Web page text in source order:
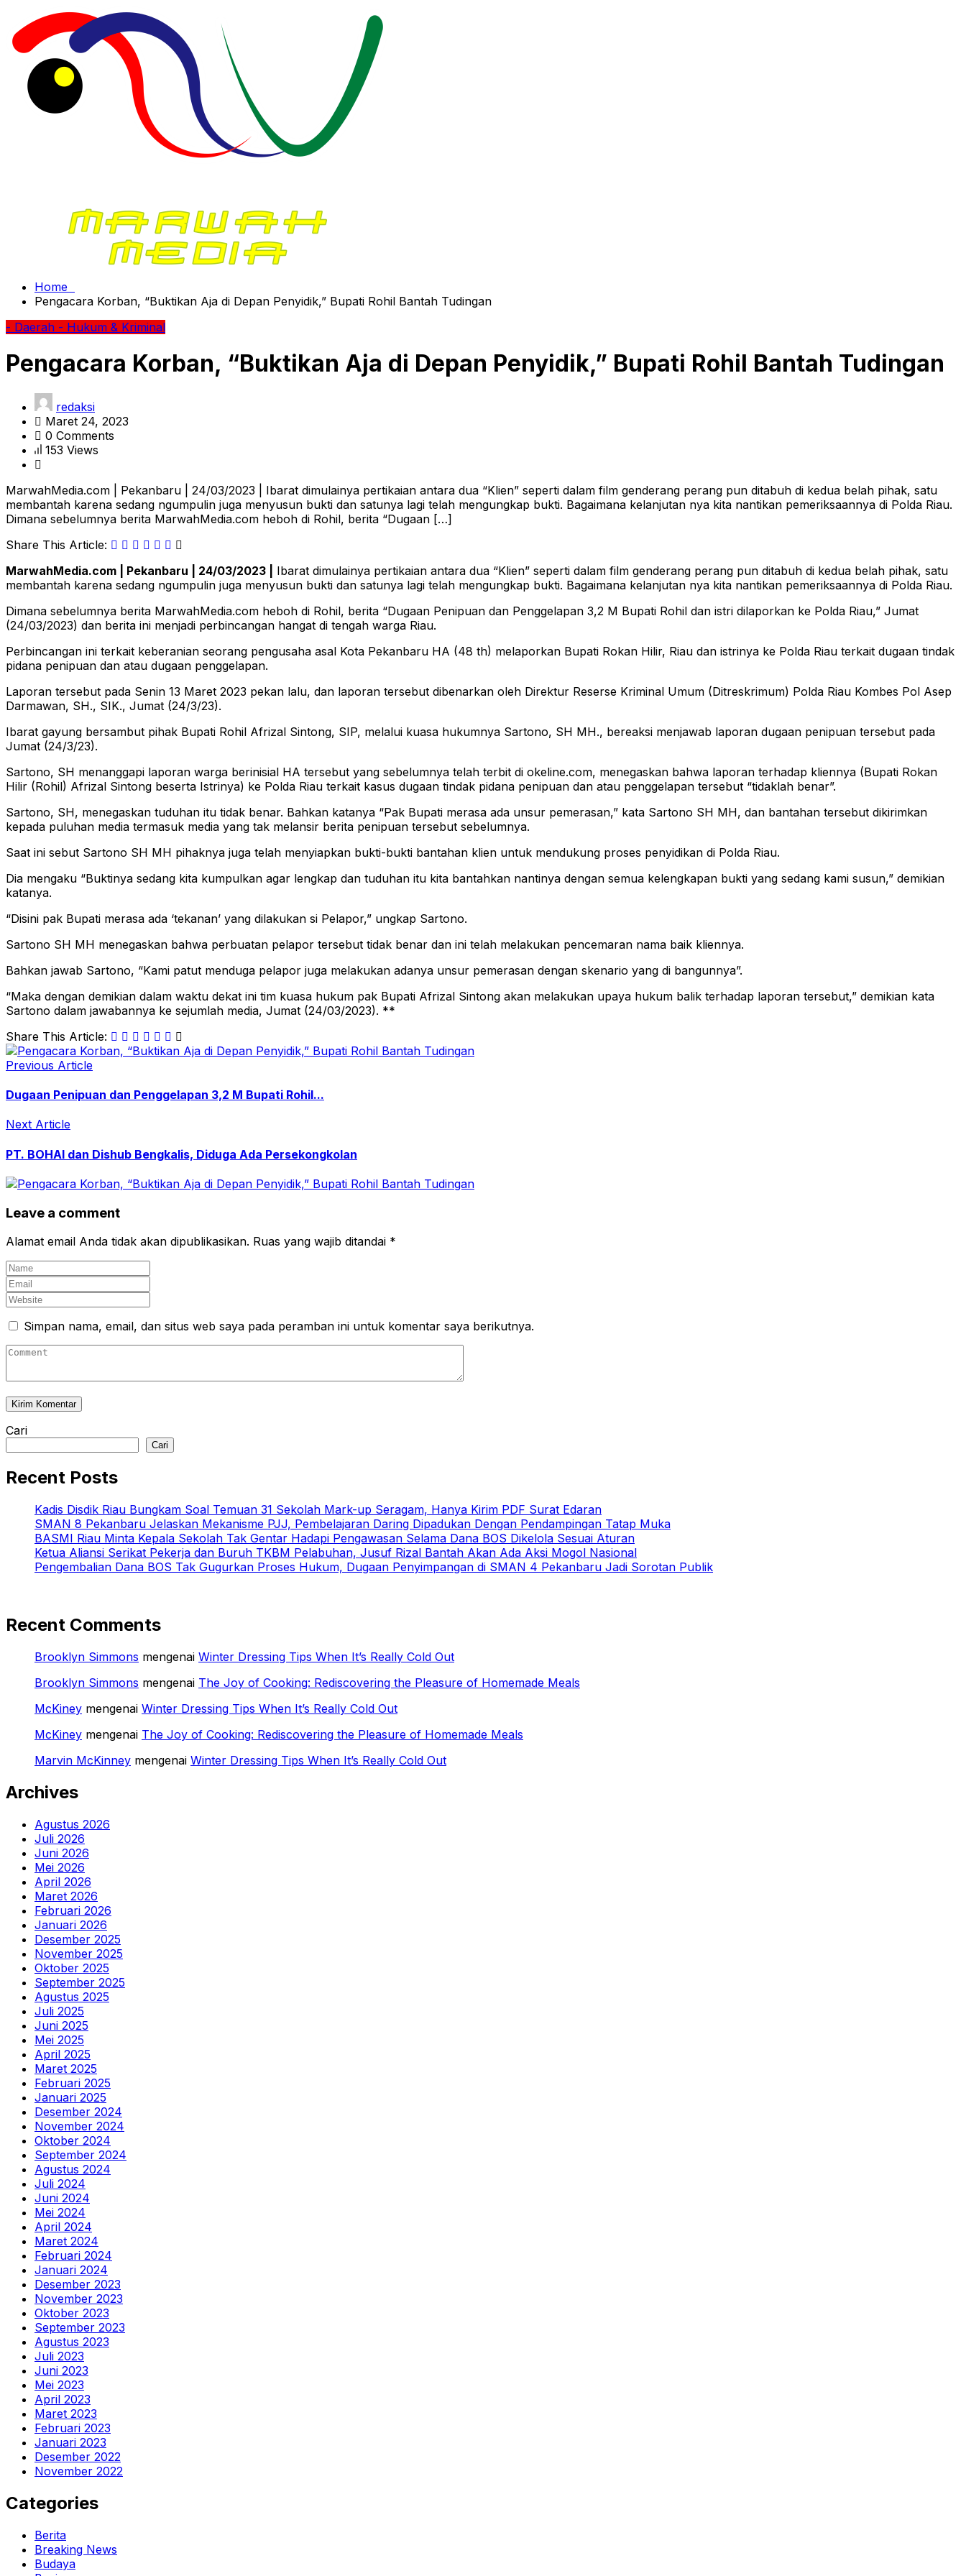
Home
Pengacara Korban, “Buktikan Aja di Depan Penyidik,” Bupati Rohil Bantah Tudingan
- Daerah - Hukum & Kriminal
Pengacara Korban, “Buktikan Aja di Depan Penyidik,” Bupati Rohil Bantah Tudingan
redaksi
Maret 24, 2023
0 Comments
153 Views
MarwahMedia.com | Pekanbaru | 24/03/2023 | Ibarat dimulainya pertikaian antara dua “Klien” seperti dalam film genderang perang pun ditabuh di kedua belah pihak, satu
membantah karena sedang ngumpulin juga menyusun bukti dan satunya lagi telah mengungkap bukti. Bagaimana kelanjutan nya kita nantikan pemeriksaannya di Polda Riau.
Dimana sebelumnya berita MarwahMedia.com heboh di Rohil, berita “Dugaan […]
Share This Article:
MarwahMedia.com | Pekanbaru | 24/03/2023 |
Ibarat dimulainya pertikaian antara dua “Klien” seperti dalam film genderang perang pun ditabuh di kedua belah pihak, satu
membantah karena sedang ngumpulin juga menyusun bukti dan satunya lagi telah mengungkap bukti. Bagaimana kelanjutan nya kita nantikan pemeriksaannya di Polda Riau.
Dimana sebelumnya berita MarwahMedia.com heboh di Rohil, berita “Dugaan Penipuan dan Penggelapan 3,2 M Bupati Rohil dan istri dilaporkan ke Polda Riau,” Jumat
(24/03/2023) dan berita ini menjadi perbincangan hangat di tengah warga Riau.
Perbincangan ini terkait keberanian seorang pengusaha asal Kota Pekanbaru HA (48 th) melaporkan Bupati Rokan Hilir, Riau dan istrinya ke Polda Riau terkait dugaan tindak
pidana penipuan dan atau dugaan penggelapan.
Laporan tersebut pada Senin 13 Maret 2023 pekan lalu, dan laporan tersebut dibenarkan oleh Direktur Reserse Kriminal Umum (Ditreskrimum) Polda Riau Kombes Pol Asep
Darmawan, SH., SIK., Jumat (24/3/23).
Ibarat gayung bersambut pihak Bupati Rohil Afrizal Sintong, SIP, melalui kuasa hukumnya Sartono, SH MH., bereaksi menjawab laporan dugaan penipuan tersebut pada
Jumat (24/3/23).
Sartono, SH menanggapi laporan warga berinisial HA tersebut yang sebelumnya telah terbit di okeline.com, menegaskan bahwa laporan terhadap kliennya (Bupati Rokan
Hilir (Rohil) Afrizal Sintong beserta Istrinya) ke Polda Riau terkait kasus dugaan tindak pidana penipuan dan atau penggelapan tersebut “tidaklah benar”.
Sartono, SH, menegaskan tuduhan itu tidak benar. Bahkan katanya “Pak Bupati merasa ada unsur pemerasan,” kata Sartono SH MH, dan bantahan tersebut dikirimkan
kepada puluhan media termasuk media yang tak melansir berita penipuan tersebut sebelumnya.
Saat ini sebut Sartono SH MH pihaknya juga telah menyiapkan bukti-bukti bantahan klien untuk mendukung proses penyidikan di Polda Riau.
Dia mengaku “Buktinya sedang kita kumpulkan agar lengkap dan tuduhan itu kita bantahkan nantinya dengan semua kelengkapan bukti yang sedang kami susun,” demikian
katanya.
“Disini pak Bupati merasa ada ‘tekanan’ yang dilakukan si Pelapor,” ungkap Sartono.
Sartono SH MH menegaskan bahwa perbuatan pelapor tersebut tidak benar dan ini telah melakukan pencemaran nama baik kliennya.
Bahkan jawab Sartono, “Kami patut menduga pelapor juga melakukan adanya unsur pemerasan dengan skenario yang di bangunnya”.
“Maka dengan demikian dalam waktu dekat ini tim kuasa hukum pak Bupati Afrizal Sintong akan melakukan upaya hukum balik terhadap laporan tersebut,” demikian kata
Sartono dalam jawabannya ke sejumlah media, Jumat (24/03/2023). **
Share This Article:
Previous Article
Dugaan Penipuan dan Penggelapan 3,2 M Bupati Rohil...
Next Article
PT. BOHAI dan Dishub Bengkalis, Diduga Ada Persekongkolan
Leave a comment
Alamat email Anda tidak akan dipublikasikan. Ruas yang wajib ditandai *
Simpan nama, email, dan situs web saya pada peramban ini untuk komentar saya berikutnya.
Cari
Cari
Recent Posts
Kadis Disdik Riau Bungkam Soal Temuan 31 Sekolah Mark-up Seragam, Hanya Kirim PDF Surat Edaran
SMAN 8 Pekanbaru Jelaskan Mekanisme PJJ, Pembelajaran Daring Dipadukan Dengan Pendampingan Tatap Muka
BASMI Riau Minta Kepala Sekolah Tak Gentar Hadapi Pengawasan Selama Dana BOS Dikelola Sesuai Aturan
Ketua Aliansi Serikat Pekerja dan Buruh TKBM Pelabuhan, Jusuf Rizal Bantah Akan Ada Aksi Mogol Nasional
Pengembalian Dana BOS Tak Gugurkan Proses Hukum, Dugaan Penyimpangan di SMAN 4 Pekanbaru Jadi Sorotan Publik
Recent Comments
Brooklyn Simmons mengenai Winter Dressing Tips When It’s Really Cold Out
Brooklyn Simmons mengenai The Joy of Cooking: Rediscovering the Pleasure of Homemade Meals
McKiney mengenai Winter Dressing Tips When It’s Really Cold Out
McKiney mengenai The Joy of Cooking: Rediscovering the Pleasure of Homemade Meals
Marvin McKinney mengenai Winter Dressing Tips When It’s Really Cold Out
Archives
Agustus 2026
Juli 2026
Juni 2026
Mei 2026
April 2026
Maret 2026
Februari 2026
Januari 2026
Desember 2025
November 2025
Oktober 2025
September 2025
Agustus 2025
Juli 2025
Juni 2025
Mei 2025
April 2025
Maret 2025
Februari 2025
Januari 2025
Desember 2024
November 2024
Oktober 2024
September 2024
Agustus 2024
Juli 2024
Juni 2024
Mei 2024
April 2024
Maret 2024
Februari 2024
Januari 2024
Desember 2023
November 2023
Oktober 2023
September 2023
Agustus 2023
Juli 2023
Juni 2023
Mei 2023
April 2023
Maret 2023
Februari 2023
Januari 2023
Desember 2022
November 2022
Categories
Berita
Breaking News
Budaya